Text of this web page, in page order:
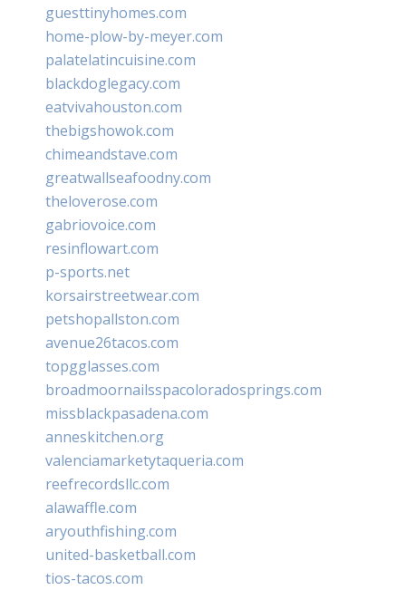
guesttinyhomes.com
home-plow-by-meyer.com
palatelatincuisine.com
blackdoglegacy.com
eatvivahouston.com
thebigshowok.com
chimeandstave.com
greatwallseafoodny.com
theloverose.com
gabriovoice.com
resinflowart.com
p-sports.net
korsairstreetwear.com
petshopallston.com
avenue26tacos.com
topgglasses.com
broadmoornailsspacoloradosprings.com
missblackpasadena.com
anneskitchen.org
valenciamarketytaqueria.com
reefrecordsllc.com
alawaffle.com
aryouthfishing.com
united-basketball.com
tios-tacos.com